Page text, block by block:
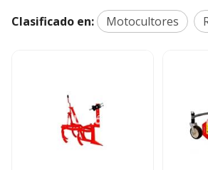
Clasificado en: Motocultores